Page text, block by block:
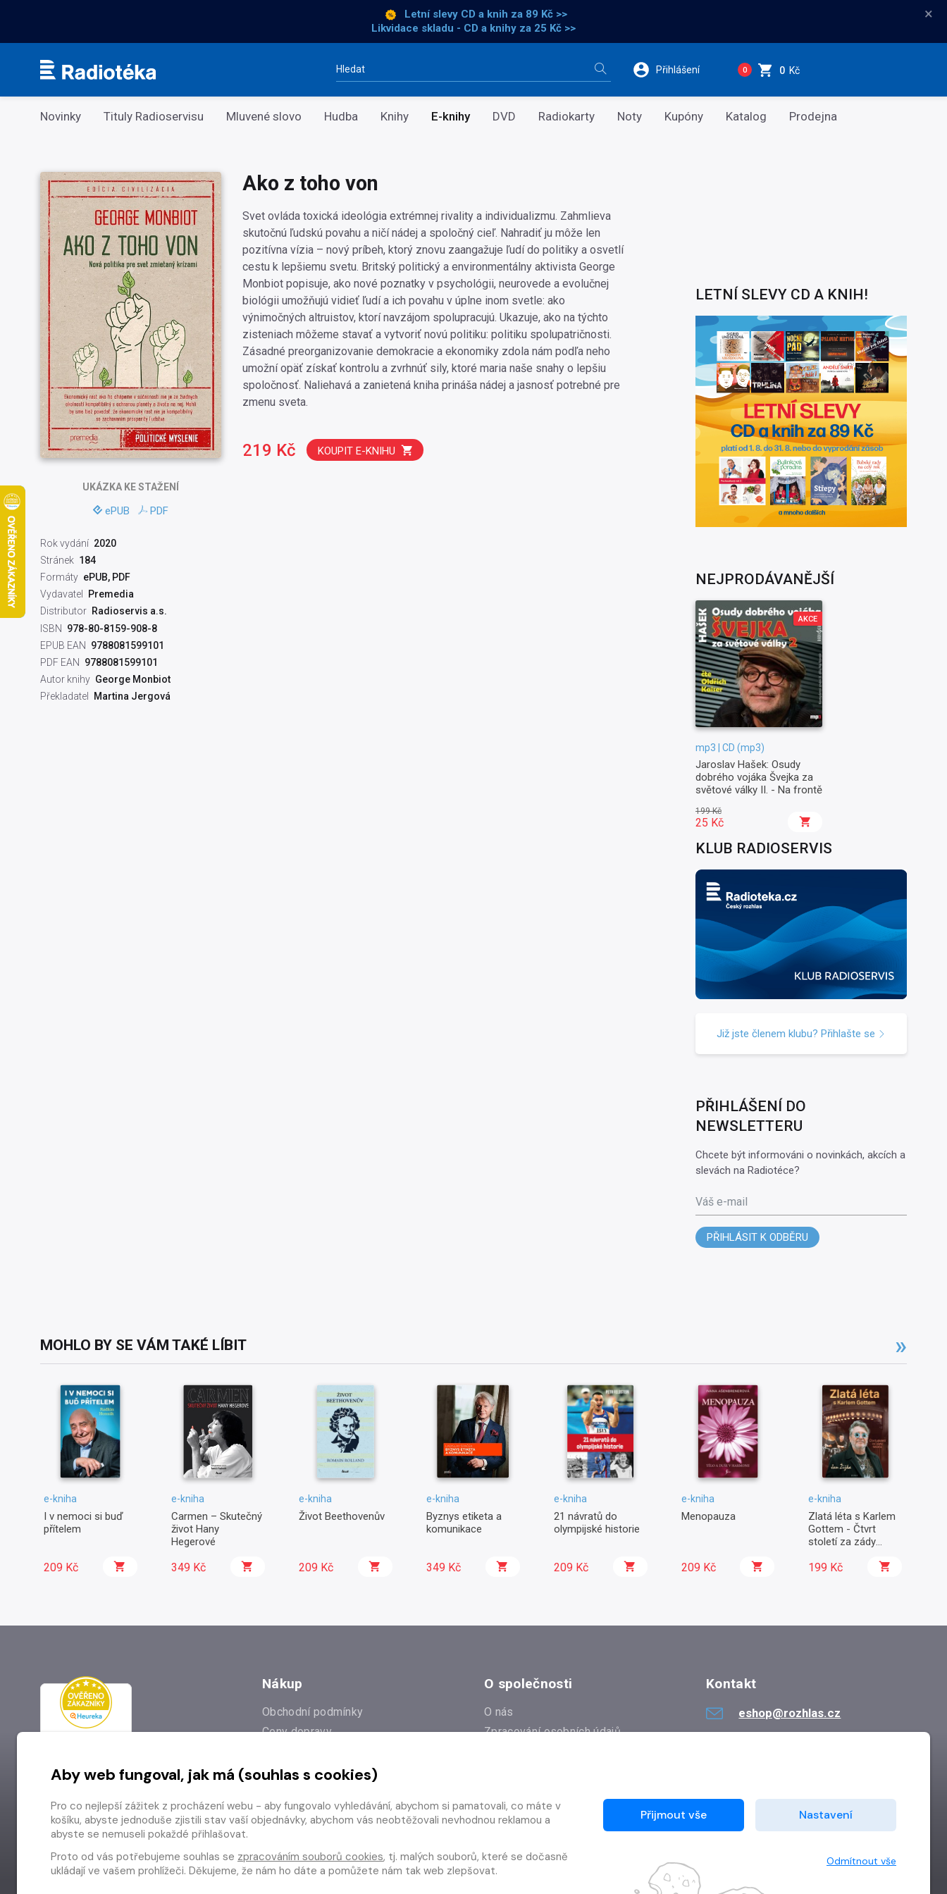
Letní slevy CD a knih za 89 Kč >>
Likvidace skladu - CD a knihy za 25 Kč >>
×
Vyhledávání Přihlášení 0 0 Kč
Kategorie
Novinky Tituly Radioservisu Mluvené slovo Hudba Knihy E-knihy DVD Radiokarty Noty Kupóny Katalog Prodejna
UKÁZKAKE STAŽENÍ
ePUB PDF
Rok vydání 2020
Stránek 184
Formáty ePUB, PDF
Vydavatel
Premedia
Distributor Radioservis a.s.
ISBN 978-80-8159-908-8
EPUB EAN
9788081599101
PDF EAN
9788081599101
Autor knihy George Monbiot
Překladatel
Martina Jergová
Ako z toho von
Svet ovláda toxická ideológia extrémnej rivality a individualizmu. Zahmlieva
skutočnú ľudskú povahu a ničí nádej a spoločný cieľ. Nahradiť ju môže len
pozitívna vízia – nový príbeh, ktorý znovu zaangažuje ľudí do politiky a osvetlí
cestu k lepšiemu svetu. Britský politický a environmentálny aktivista George
Monbiot popisuje, ako nové poznatky v psychológii, neurovede a evolučnej
biológii umožňujú vidieť ľudí a ich povahu v úplne inom svetle: ako
výnimočných altruistov, ktorí navzájom spolupracujú. Ukazuje, ako na týchto
zisteniach môžeme stavať a vytvoriť novú politiku: politiku spolupatričnosti.
Zásadné preorganizovanie demokracie a ekonomiky zdola nám podľa neho
umožní opäť získať kontrolu a zvrhnúť sily, ktoré maria naše snahy o lepšiu
spoločnosť. Naliehavá a zanietená kniha prináša nádej a jasnosť potrebné pre
zmenu sveta.
219 Kč KOUPIT E-KNIHU
LETNÍ SLEVY CD A KNIH!
NEJPRODÁVANĚJŠÍ
AKCE
mp3 | CD (mp3)
Jaroslav Hašek: Osudy
dobrého vojáka Švejka za
světové války II. - Na frontě
199 Kč
25 Kč
KLUB RADIOSERVIS
Již jste členem klubu? Přihlašte se
PŘIHLÁŠENÍ DO
NEWSLETTERU
Chcete být informováni o novinkách, akcích a
slevách na Radiotéce?
Váš e-mail
PŘIHLÁSIT K ODBĚRU
MOHLO BY SE VÁM TAKÉ LÍBIT
e-kniha
I v nemoci si buď
přítelem
209 Kč
e-kniha
Carmen – Skutečný
život Hany
Hegerové
349 Kč
e-kniha
Život Beethovenův
209 Kč
e-kniha
Byznys etiketa a
komunikace
349 Kč
e-kniha
21 návratů do
olympijské historie
209 Kč
e-kniha
Menopauza
209 Kč
e-kniha
Zlatá léta s Karlem
Gottem - Čtvrt
století za zády
199 Kč
Nákup
Obchodní podmínky
Ceny dopravy
Prodejna
Odstoupení od smlouvy
O společnosti
O nás
Zpracování osobních údajů
Kontakt
eshop@rozhlas.cz
Aby web fungoval, jak má (souhlas s cookies)
Pro co nejlepší zážitek z procházení webu - aby fungovalo vyhledávání, abychom si pamatovali, co máte v
košíku, abyste jednoduše zjistili stav vaší objednávky, abychom vás neobtěžovali nevhodnou reklamou a
abyste se nemuseli pokaždé přihlašovat.
Proto od vás potřebujeme souhlas se zpracováním souborů cookies, tj. malých souborů, které se dočasně
ukládají ve vašem prohlížeči. Děkujeme, že nám ho dáte a pomůžete nám tak web zlepšovat.
Přijmout vše Nastavení
Odmítnout vše